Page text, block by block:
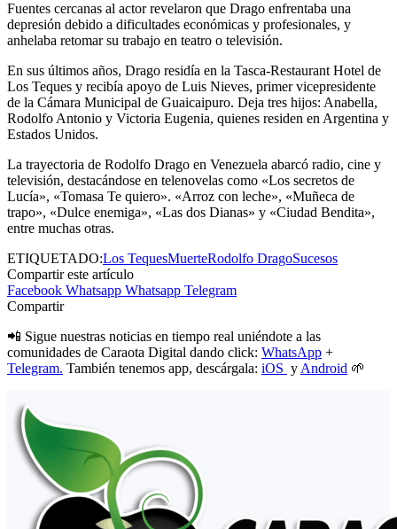
Fuentes cercanas al actor revelaron que Drago enfrentaba una
depresión debido a dificultades económicas y profesionales, y
anhelaba retomar su trabajo en teatro o televisión.
En sus últimos años, Drago residía en la Tasca-Restaurant Hotel de
Los Teques y recibía apoyo de Luis Nieves, primer vicepresidente
de la Cámara Municipal de Guaicaipuro. Deja tres hijos: Anabella,
Rodolfo Antonio y Victoria Eugenia, quienes residen en Argentina y
Estados Unidos.
La trayectoria de Rodolfo Drago en Venezuela abarcó radio, cine y
televisión, destacándose en telenovelas como «Los secretos de
Lucía», «Tomasa Te quiero». «Arroz con leche», «Muñeca de
trapo», «Dulce enemiga», «Las dos Dianas» y «Ciudad Bendita»,
entre muchas otras.
ETIQUETADO:Los TequesMuerteRodolfo DragoSucesos
Compartir este artículo
Facebook Whatsapp Whatsapp Telegram
Compartir
📲 Sigue nuestras noticias en tiempo real uniéndote a las
comunidades de Caraota Digital dando click: WhatsApp +
Telegram. También tenemos app, descárgala: iOS y Android 🌱